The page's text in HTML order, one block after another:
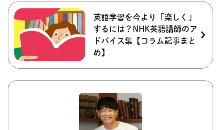
英語学習を今より「楽しく」
するには？NHK英語講師のア
ドバイス集【コラム記事まと
め】